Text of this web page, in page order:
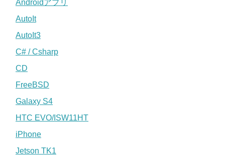
Androidアプリ
AutoIt
AutoIt3
C# / Csharp
CD
FreeBSD
Galaxy S4
HTC EVO/ISW11HT
iPhone
Jetson TK1